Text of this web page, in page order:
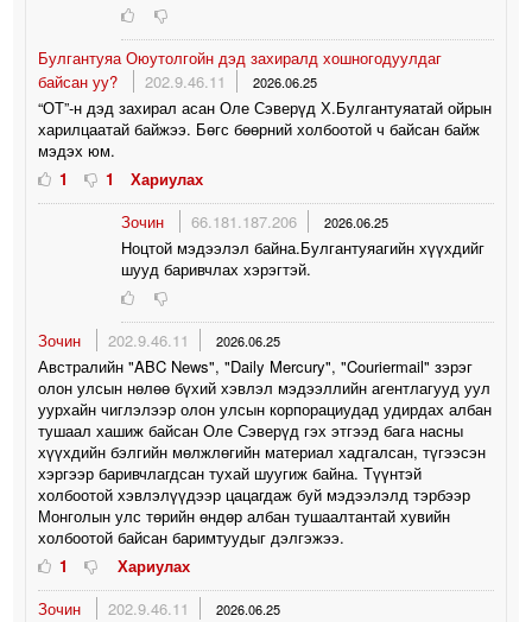
Булгантуяа Оюутолгойн дэд захиралд хошногодуулдаг
байсан уу?
202.9.46.11 2026.06.25
“ОТ”-н дэд захирал асан Оле Сэверүд Х.Булгантуяатай ойрын
харилцаатай байжээ. Бөгс бөөрний холбоотой ч байсан байж
мэдэх юм.
1
1
Хариулах
Зочин
66.181.187.206 2026.06.25
Ноцтой мэдээлэл байна.Булгантуяагийн хүүхдийг
шууд баривчлах хэрэгтэй.
Зочин 202.9.46.11 2026.06.25
Австралийн "ABC News", "Daily Mercury", "Couriermail" зэрэг
олон улсын нөлөө бүхий хэвлэл мэдээллийн агентлагууд уул
уурхайн чиглэлээр олон улсын корпорациудад удирдах албан
тушаал хашиж байсан Оле Сэверүд гэх этгээд бага насны
хүүхдийн бэлгийн мөлжлөгийн материал хадгалсан, түгээсэн
хэргээр баривчлагдсан тухай шуугиж байна. Түүнтэй
холбоотой хэвлэлүүдээр цацагдаж буй мэдээлэлд тэрбээр
Монголын улс төрийн өндөр албан тушаалтантай хувийн
холбоотой байсан баримтуудыг дэлгэжээ.
1
Хариулах
Зочин
202.9.46.11 2026.06.25